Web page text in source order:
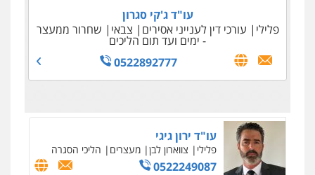
עו"ד עמיחי ימין
פלילי
מעצרים וחקירות
עו"ד ג'קי סגרון
פלילי
עורכי דין לענייני אסירים צבאי שחרור ממעצר
- ימים ועד תום הליכים
0522892777
עו"ד יצחק איצקוביץ'
פלילי פשיעה חמורה צווארון לבן
משפחה נוער
0505417090